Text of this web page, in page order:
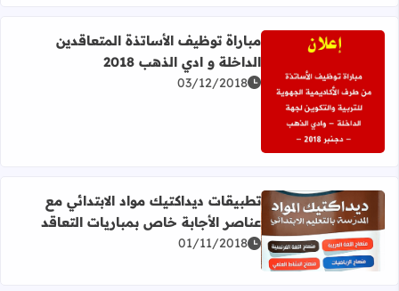
اقرأ المزيد عن مباراة توظيف الأساتذة المتعاقدين الداخلة و ادي
مباراة توظيف الأساتذة المتعاقدين
الداخلة و ادي الذهب 2018
03/12/2018
اقرأ المزيد عن تطبيقات ديداكتيك مواد الابتدائي مع عناصر
تطبيقات ديداكتيك مواد الابتدائي مع
عناصر الأجابة خاص بمباريات التعاقد
01/11/2018